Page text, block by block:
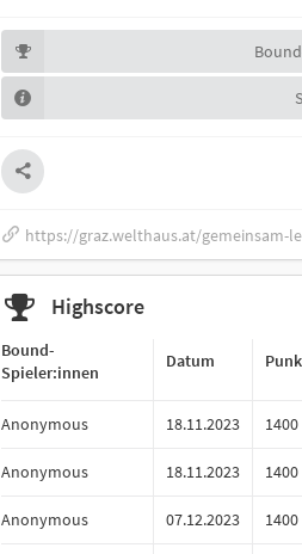
https://graz.welthaus.at/gemeinsam-
Highscore
Bound-
Spieler:innen
Datum
Anonymous 18.11.2023 1400
Anonymous 18.11.2023 1400
Anonymous 07.12.2023 1400